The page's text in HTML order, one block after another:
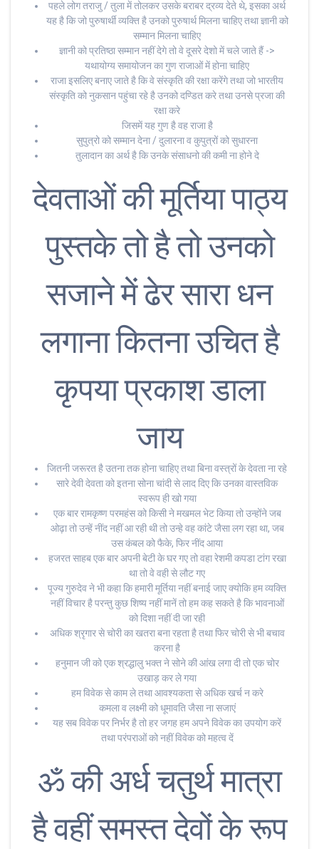
पहले लोग तराजु / तुला में तोलकर उसके बराबर द्रव्य देते थे, इसका अर्थ
यह है कि जो पुरुषार्थी व्यक्ति है उनको पुरुषार्थ मिलना चाहिए तथा ज्ञानी को
सम्मान मिलना चाहिए
ज्ञानी को प्रतिष्ठा सम्मान नहीं देगे तो वे दूसरे देशो में चले जाते हैं ->
यथायोग्य समायोजन का गुण राजाओं में होना चाहिए
राजा इसलिए बनाए जाते है कि वे संस्कृति की रक्षा करेंगे तथा जो भारतीय
संस्कृति को नुकसान पहुंचा रहे है उनको दण्डित करे तथा उनसे प्रजा की
रक्षा करे
जिसमें यह गुण है वह राजा है
सुपुत्रो को सम्मान देना / दुलारना व कुपुत्रों को सुधारना
तुलादान का अर्थ है कि उनके संसाधनो की कमी ना होने दे
देवताओं की मूर्तिया पाठ्य
पुस्तके तो है तो उनको
सजाने में ढेर सारा धन
लगाना कितना उचित है
कृपया प्रकाश डाला
जाय
जितनी जरूरत है उतना तक होना चाहिए तथा बिना वस्त्रों के देवता ना रहे
सारे देवी देवता को इतना सोना चांदी से लाद दिए कि उनका वास्तविक
स्वरूप ही खो गया
एक बार रामकृष्ण परमहंस को किसी ने मखमल भेट किया तो उन्होंने जब
ओढ़ा तो उन्हें नींद नहीं आ रही थी तो उन्हे वह कांटे जैसा लग रहा था, जब
उस कंबल को फैके, फिर नींद आया
हजरत साहब एक बार अपनी बेटी के घर गए तो वहा रेशमी कपडा टांग रखा
था तो वे वही से लौट गए
पूज्य गुरुदेव ने भी कहा कि हमारी मूर्तिया नहीं बनाई जाए क्योकि हम व्यक्ति
नहीं विचार है परन्तु कुछ शिष्य नहीं मानें तो हम कह सकते है कि भावनाओं
को दिशा नहीं दी जा रही
अधिक श्रृगार से चोरी का खतरा बना रहता है तथा फिर चोरी से भी बचाव
करना है
हनुमान जी को एक श्रद्धालु भक्त ने सोने की आंख लगा दी तो एक चोर
उखाड़ कर ले गया
हम विवेक से काम ले तथा आवश्यकता से अधिक खर्च न करे
कमला व लक्ष्मी को धूमावति जैसा ना सजाएं
यह सब विवेक पर निर्भर है तो हर जगह हम अपने विवेक का उपयोग करें
तथा परंपराओं को नहीं विवेक को महत्व दें
ॐ की अर्ध चतुर्थ मात्रा
है वहीं समस्त देवों के रूप